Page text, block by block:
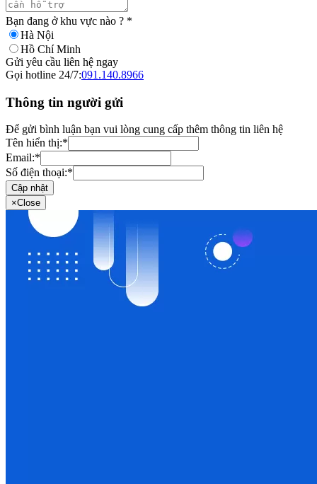
Bạn đang ở khu vực nào ? *
Hà Nội
Hồ Chí Minh
Gửi yêu cầu liên hệ ngay
Gọi hotline 24/7:091.140.8966
Thông tin người gửi
Để gửi bình luận bạn vui lòng cung cấp thêm thông tin liên hệ
Tên hiển thị:*
Email:*
Số điện thoại:*
Cập nhật
×Close